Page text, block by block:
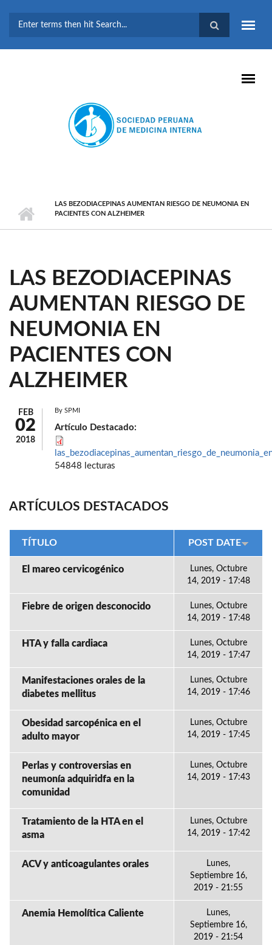
BÚSQUEDA
LAS BEZODIACEPINAS AUMENTAN RIESGO DE NEUMONIA EN
PACIENTES CON ALZHEIMER
LAS BEZODIACEPINAS
AUMENTAN RIESGO DE
NEUMONIA EN
PACIENTES CON
ALZHEIMER
FEB
02
2018
By SPMI
Artículo Destacado:
54848 lecturas
ARTÍCULOS DESTACADOS
TÍTULO POST DATE
El mareo cervicogénico
Lunes, Octubre
14, 2019 - 17:48
Fiebre de origen desconocido
Lunes, Octubre
14, 2019 - 17:48
HTA y falla cardiaca
Lunes, Octubre
14, 2019 - 17:47
Manifestaciones orales de la
diabetes mellitus
Lunes, Octubre
14, 2019 - 17:46
Obesidad sarcopénica en el
adulto mayor
Lunes, Octubre
14, 2019 - 17:45
Perlas y controversias en
neumonía adquiridfa en la
comunidad
Lunes, Octubre
14, 2019 - 17:43
Tratamiento de la HTA en el
asma
Lunes, Octubre
14, 2019 - 17:42
ACV y anticoagulantes orales
Lunes,
Septiembre 16,
2019 - 21:55
Anemia Hemolítica Caliente
Lunes,
Septiembre 16,
2019 - 21:54